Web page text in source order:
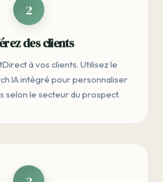
2
des clients
à vos clients. Utilisez le
IA intégré pour personnaliser
selon le secteur du prospect.